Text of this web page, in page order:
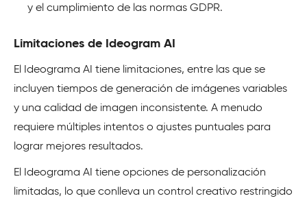
y el cumplimiento de las normas GDPR.
Limitaciones de Ideogram AI
El Ideograma AI tiene limitaciones, entre las que se
incluyen tiempos de generación de imágenes variables
y una calidad de imagen inconsistente. A menudo
requiere múltiples intentos o ajustes puntuales para
lograr mejores resultados.
El Ideograma AI tiene opciones de personalización
limitadas, lo que conlleva un control creativo restringido